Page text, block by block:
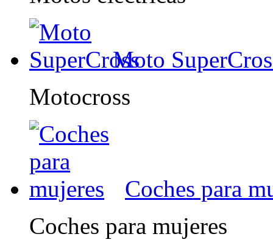
Moto
Motocross
Coches para
Coches para mujeres